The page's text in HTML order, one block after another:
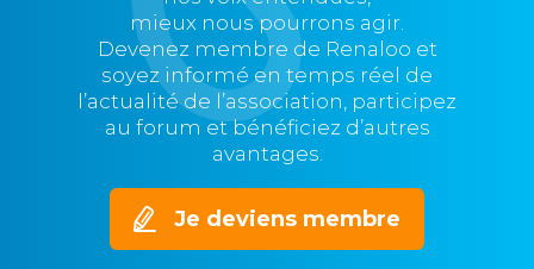
mieux nous pourrons agir.
Devenez membre de Renaloo et
soyez informé en temps réel de
l’actualité de l’association, participez
au forum et bénéficiez d’autres
avantages.
Je deviens membre